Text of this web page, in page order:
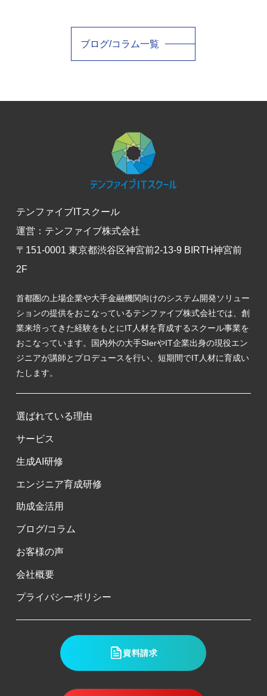
ブログ/コラム一覧
テンファイブITスクール
運営：テンファイブ株式会社
〒151-0001 東京都渋谷区神宮前2-13-9 BIRTH神宮前
2F
首都圏の上場企業や大手金融機関向けのシステム開発ソリュー
ションの提供をおこなっているテンファイブ株式会社では、創
業来培ってきた経験をもとにIT人材を育成するスクール事業を
おこなっています。国内外の大手SIerやIT企業出身の現役エン
ジニアが講師とプロデュースを行い、短期間でIT人材に育成い
たします。
選ばれている理由
サービス
生成AI研修
エンジニア育成研修
助成金活用
ブログ/コラム
お客様の声
会社概要
プライバシーポリシー
資料請求